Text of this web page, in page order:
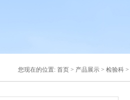
您现在的位置: 首页 > 产品展示 > 检验科 >